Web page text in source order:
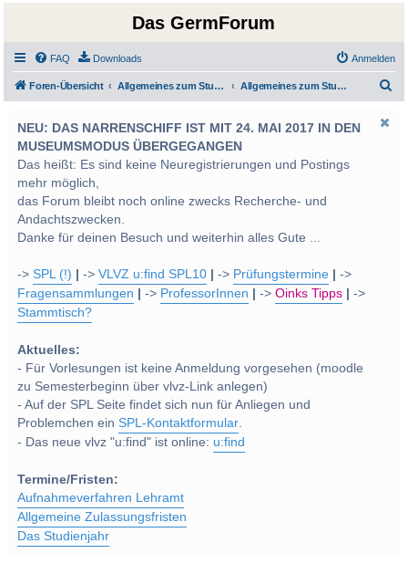
Das GermForum
FAQ Downloads Anmelden
Foren-Übersicht Allgemeines zum Studium und Studentenleben Allgemeines zum Studium
NEU: DAS NARRENSCHIFF IST MIT 24. MAI 2017 IN DEN
MUSEUMSMODUS ÜBERGEGANGEN
Das heißt: Es sind keine Neuregistrierungen und Postings
mehr möglich,
das Forum bleibt noch online zwecks Recherche- und
Andachtszwecken.
Danke für deinen Besuch und weiterhin alles Gute ...
->SPL (!) ->VLVZ u:find SPL10 -> Prüfungstermine
->
Fragensammlungen
-> ProfessorInnen ->Oinks Tipps
->
Stammtisch?
Aktuelles:
- Für Vorlesungen ist keine Anmeldung vorgesehen (moodle
zu Semesterbeginn über vlvz-Link anlegen)
- Auf der SPL Seite findet sich nun für Anliegen und
Problemchen einSPL-Kontaktformular.
- Das neue vlvz "u:find" ist online: u:find
Termine/Fristen:
Aufnahmeverfahren Lehramt
Allgemeine Zulassungsfristen
Das Studienjahr